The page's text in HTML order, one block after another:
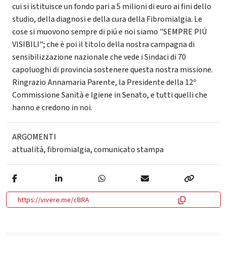
cui si istituisce un fondo pari a 5 milioni di euro ai fini dello
studio, della diagnosi e della cura della Fibromialgia. Le
cose si muovono sempre di piú e noi siamo "SEMPRE PIÚ
VISIBILI"; che è poi il titolo della nostra campagna di
sensibilizzazione nazionale che vede i Sindaci di 70
capoluoghi di provincia sostenere questa nostra missione.
Ringrazio Annamaria Parente, la Presidente della 12º
Commissione Sanità e Igiene in Senato, e tutti quelli che
hanno e credono in noi.
ARGOMENTI
attualità,fibromialgia,comunicato stampa
https://vivere.me/cBRA